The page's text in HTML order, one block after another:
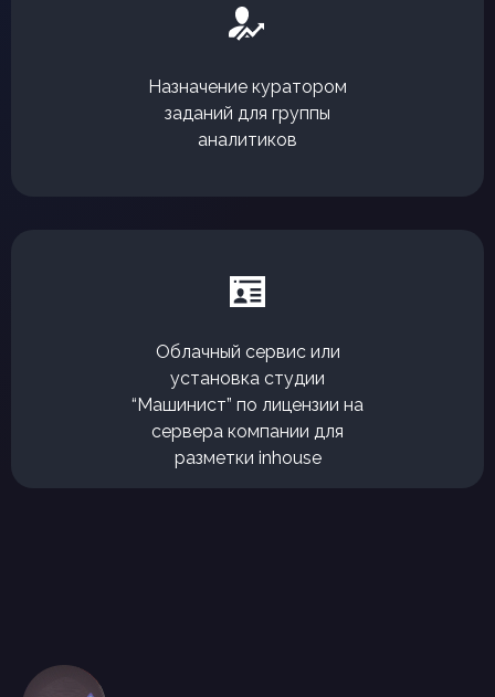
Назначение куратором
заданий для группы
аналитиков
Облачный сервис или
установка студии
“Машинист” по лицензии на
сервера компании для
разметки inhouse